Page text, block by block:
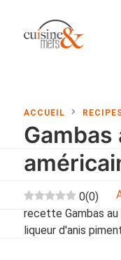
ACCUEIL
Gambas
0(0)
recette Gambas
liqueur d'anis